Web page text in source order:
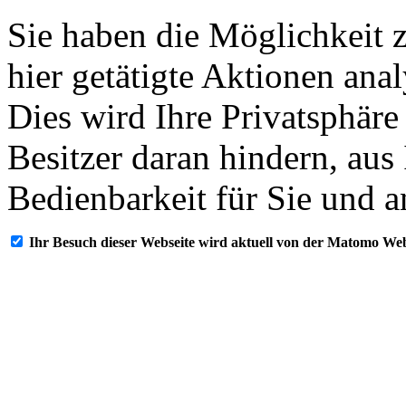
Sie haben die Möglichkeit
hier getätigte Aktionen
Dies wird Ihre
Besitzer daran hindern,
Bedienbarkeit für Sie und
Ihr Besuch dieser Webseite wird aktuell von der Matomo